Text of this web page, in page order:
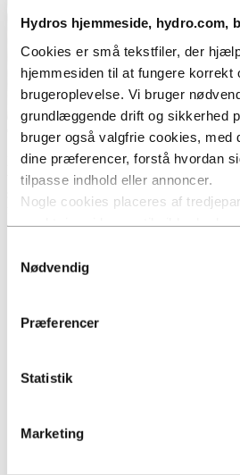
Hydros hjemmeside, hydro.com,
Cookies er små tekstfiler, der
hjemmesiden til at fungere korrekt
brugeroplevelse. Vi bruger
grundlæggende drift og sikkerhed
bruger også valgfrie cookies,
dine præferencer, forstå hvordan
tilpasse indhold eller annoncer.
Nogle cookies placeres af
indsamles gennem din brug af
tredjepart, der er angivet som
deres respektive cookies
tredjeparter dette omfatter, i listen
Nødvendig
Præferencer
Statistik
Marketing
Om Hydro
Hydro er en førende virksomhed i
vedvarende energi, der bygger
skabe en mere bæredygtig fremtid. Vi
fordelt på mere end 140 lokaliteter i 40
Industrier vi leverer til
Vores tilgang
Kontakt til bæredygtighed